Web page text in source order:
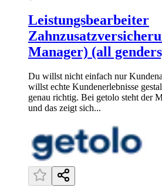
Leistungsbearbeiter
Manager) (all
Du willst nicht einfach nur
willst echte Kundenerlebnisse
genau richtig. Bei getolo steht der
und das zeigt sich...